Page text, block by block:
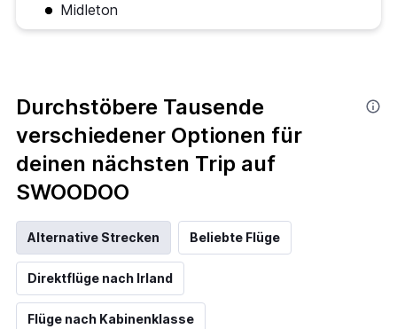
Midleton
Durchstöbere Tausende
verschiedener Optionen für
deinen nächsten Trip auf
SWOODOO
Alternative Strecken Beliebte Flüge
Direktflüge nach Irland
Flüge nach Kabinenklasse